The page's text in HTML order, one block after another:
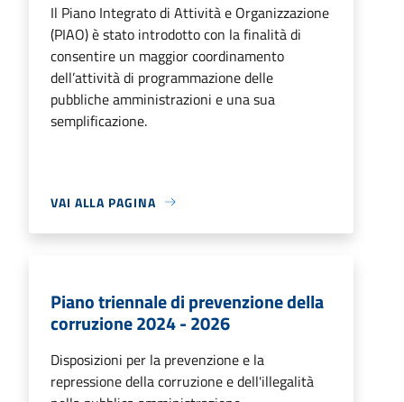
Il Piano Integrato di Attività e Organizzazione
(PIAO) è stato introdotto con la finalità di
consentire un maggior coordinamento
dell’attività di programmazione delle
pubbliche amministrazioni e una sua
semplificazione.
VAI ALLA PAGINA
Piano triennale di prevenzione della
corruzione 2024 - 2026
Disposizioni per la prevenzione e la
repressione della corruzione e dell'illegalità